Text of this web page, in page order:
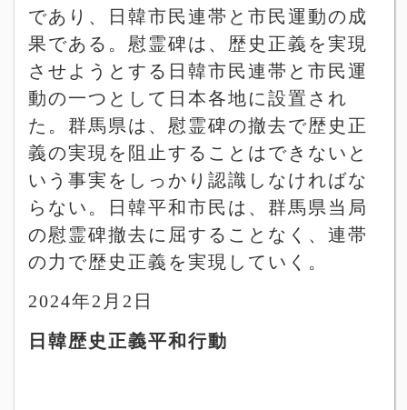
であり、日韓市民連帯と市民運動の成
果である。慰霊碑は、歴史正義を実現
させようとする日韓市民連帯と市民運
動の一つとして日本各地に設置され
た。群馬県は、慰霊碑の撤去で歴史正
義の実現を阻止することはできないと
いう事実をしっかり認識しなければな
らない。日韓平和市民は、群馬県当局
の慰霊碑撤去に屈することなく、連帯
の力で歴史正義を実現していく。
2024年2 月 2 日
日韓歴史正義平和行動